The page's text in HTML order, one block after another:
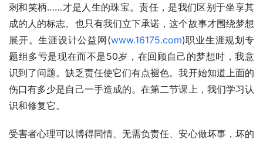
剩和笑柄……才是人生的珠宝。责任，是我们区别于坐享其
成的人的标志。也只有我们立下承诺，这个故事才围绕梦想
展开。生涯设计公益网(www.16175.com)职业生涯规划专
题组多亏是现在而不是50岁，在回顾自己的梦想时，我意
识到了问题。缺乏责任使它们有点褪色。我开始知道上面的
伤口有多少是自己一手造成的。在第二节课上，我们学习认
识和修复它。
受害者心理可以博得同情、无需负责任、安心做坏事，坏的